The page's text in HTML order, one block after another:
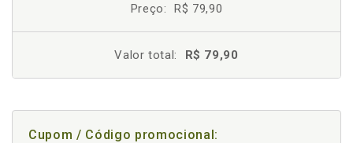
Preço: R$ 79,90
Valor total: R$ 79,90
Cupom / Código promocional: